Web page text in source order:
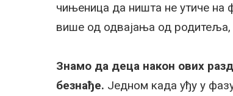
чињеница да ништа не утиче на
више од одвајања од родитеља,
Знамо да деца након ових
безнађе. Једном када уђу у